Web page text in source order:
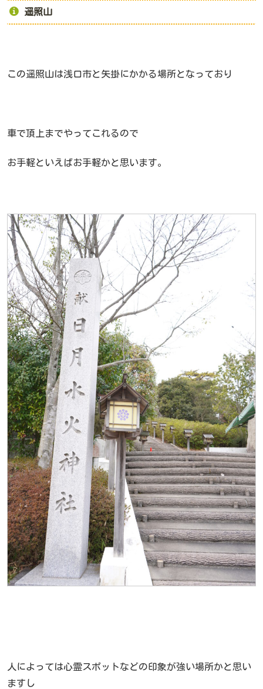
遥照山
この遥照山は浅口市と矢掛にかかる場所となっており
車で頂上までやってこれるので
お手軽といえばお手軽かと思います。
人によっては心霊スポットなどの印象が強い場所かと思い
ますし